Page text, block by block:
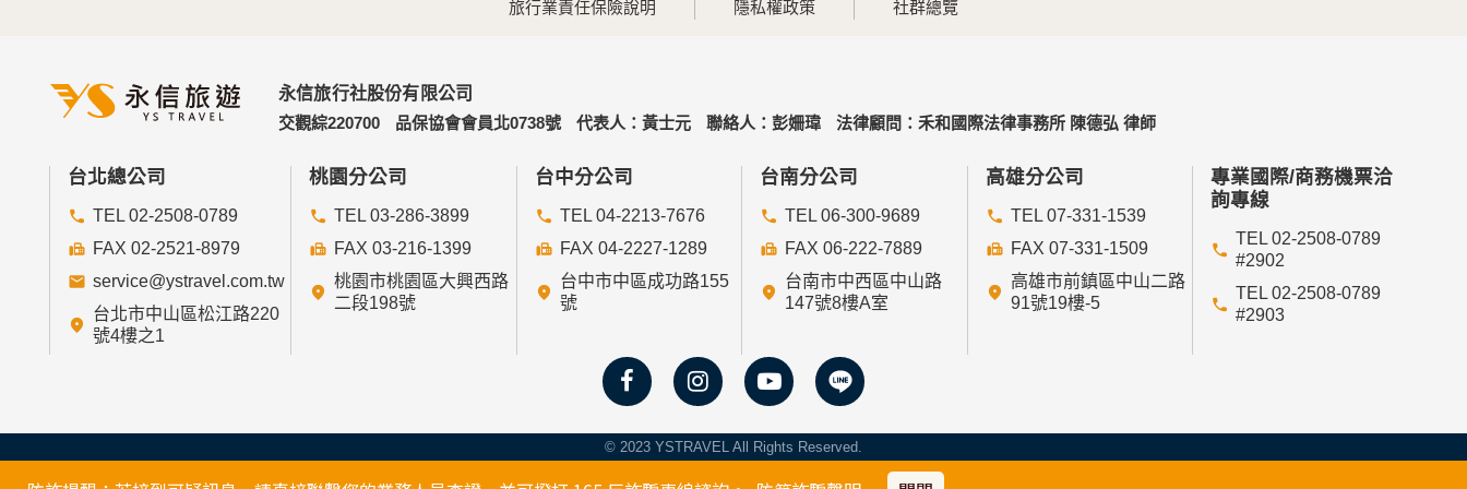
旅行業責任保險說明 隱私權政策 社群總覽
永信旅行社股份有限公司
交觀綜220700
品保協會會員北0738號 代表人：黃士元 聯絡人：彭姍瑋 法律顧問：禾和國際法律事務所 陳德弘 律師
台北總公司
TEL 02-2508-0789
FAX 02-2521-8979
service@ystravel.com.tw
台北市中山區松江路220
號4樓之1
桃園分公司
TEL 03-286-3899
FAX 03-216-1399
桃園市桃園區大興西路
二段198號
台中分公司
TEL 04-2213-7676
FAX 04-2227-1289
台中市中區成功路155
號
台南分公司
TEL 06-300-9689
FAX 06-222-7889
台南市中西區中山路
147號8樓A室
高雄分公司
TEL 07-331-1539
FAX 07-331-1509
高雄市前鎮區中山二路
91號19樓-5
專業國際/商務機票洽
詢專線
TEL 02-2508-0789
#2902
TEL 02-2508-0789
#2903
© 2023 YSTRAVEL All Rights Reserved.